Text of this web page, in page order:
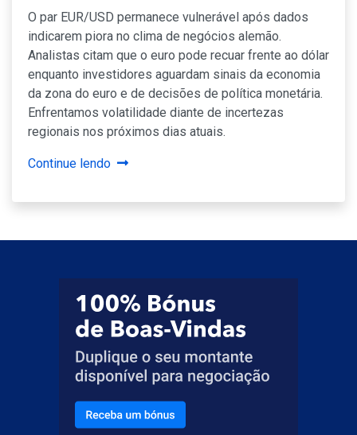
O par EUR/USD permanece vulnerável após dados
indicarem piora no clima de negócios alemão.
Analistas citam que o euro pode recuar frente ao dólar
enquanto investidores aguardam sinais da economia
da zona do euro e de decisões de política monetária.
Enfrentamos volatilidade diante de incertezas
regionais nos próximos dias atuais.
Continue lendo